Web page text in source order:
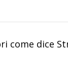
come dice